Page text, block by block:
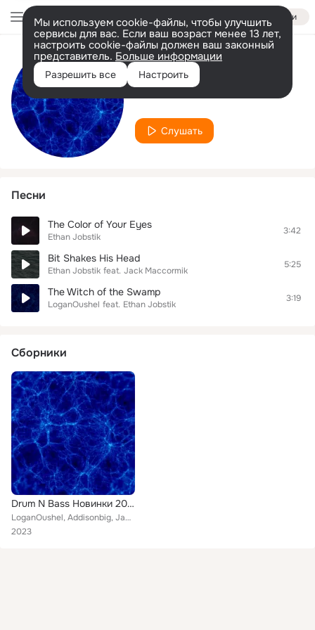
Войти
Мы используем cookie-файлы, чтобы улучшить
сервисы для вас. Если ваш возраст менее 13 лет,
настроить cookie-файлы должен ваш законный
представитель. Больше информации
Разрешить все Настроить
Исполнитель
Ethan Jobstik
Слушать
Песни
The Color of Your Eyes
Ethan Jobstik
3:42
Bit Shakes His Head
Ethan Jobstik feat. Jack Maccormik
5:25
The Witch of the Swamp
LoganOushel feat. Ethan Jobstik
3:19
Сборники
Drum N Bass Новинки 2023
LoganOushel, Addisonbig, JacoVines feat. Ethan Jobstik, Matildalivin
2023